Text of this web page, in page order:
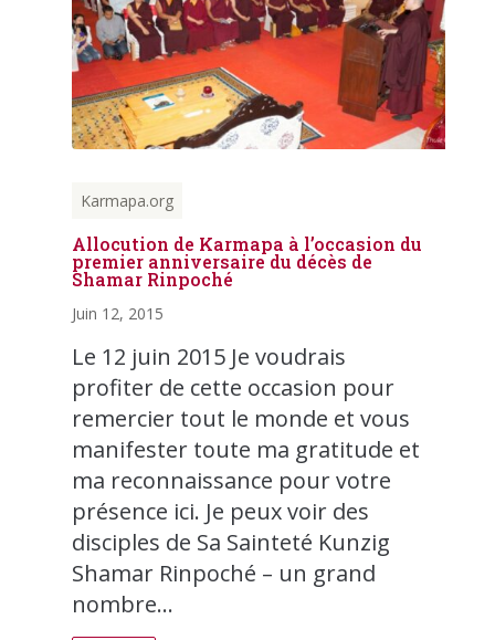
Karmapa.org
Allocution de Karmapa à l’occasion du
premier anniversaire du décès de
Shamar Rinpoché
Juin 12, 2015
Le 12 juin 2015 Je voudrais
profiter de cette occasion pour
remercier tout le monde et vous
manifester toute ma gratitude et
ma reconnaissance pour votre
présence ici. Je peux voir des
disciples de Sa Sainteté Kunzig
Shamar Rinpoché – un grand
nombre...